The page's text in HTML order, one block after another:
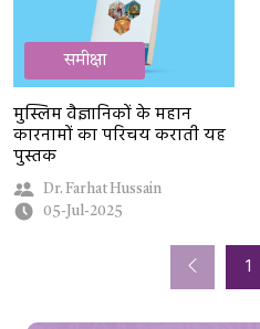
समीक्षा
मुस्लिम वैज्ञानिकों के महान
कारनामों का परिचय कराती यह
पुस्तक
Dr. Farhat Hussain
05-Jul-2025
1